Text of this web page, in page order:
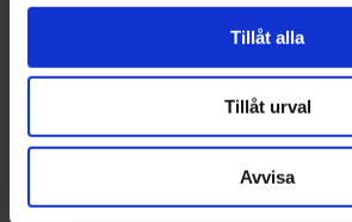
Tillåt alla
Tillåt urval
Avvisa